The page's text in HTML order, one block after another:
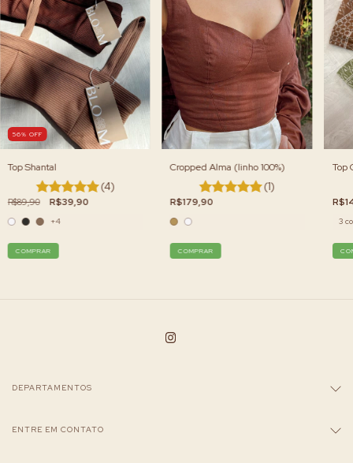
56% OFF
Top Shantal
(4)
R$89,90 R$39,90
+4
COMPRAR
Cropped Alma (linho 100%)
(1)
R$179,90
COMPRAR
Top
3
DEPARTAMENTOS
ENTRE EM CONTATO